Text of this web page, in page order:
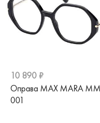
10 890 ₽
Оправа MAX MARA
001